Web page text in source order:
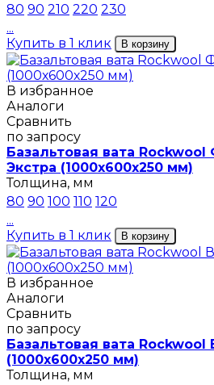
80 90 210 220 230
...
Купить в 1 клик
В корзину
В избранное
Аналоги
Сравнить
по запросу
Базальтовая вата
Экстра (1000х600х250 мм)
Толщина, мм
80 90 100 110 120
...
Купить в 1 клик
В корзину
В избранное
Аналоги
Сравнить
по запросу
Базальтовая вата
(1000х600х250 мм)
Толщина, мм